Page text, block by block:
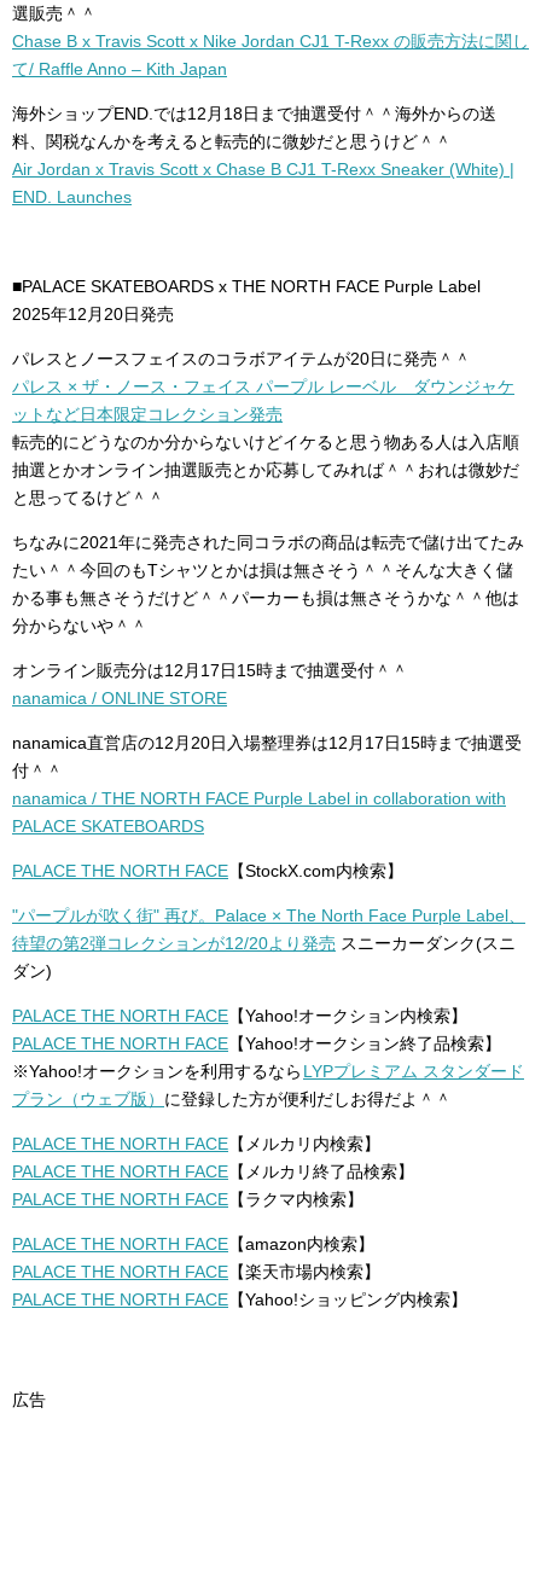
選販売＾＾
Chase B x Travis Scott x Nike Jordan CJ1 T-Rexx の販売方法に関し
て/ Raffle Anno – Kith Japan
海外ショップEND.では12月18日まで抽選受付＾＾海外からの送
料、関税なんかを考えると転売的に微妙だと思うけど＾＾
Air Jordan x Travis Scott x Chase B CJ1 T-Rexx Sneaker (White) |
END. Launches
■PALACE SKATEBOARDS x THE NORTH FACE Purple Label
2025年12月20日発売
パレスとノースフェイスのコラボアイテムが20日に発売＾＾
パレス × ザ・ノース・フェイス パープル レーベル ダウンジャケ
ットなど日本限定コレクション発売
転売的にどうなのか分からないけどイケると思う物ある人は入店順
抽選とかオンライン抽選販売とか応募してみれば＾＾おれは微妙だ
と思ってるけど＾＾
ちなみに2021年に発売された同コラボの商品は転売で儲け出てたみ
たい＾＾今回のもTシャツとかは損は無さそう＾＾そんな大きく儲
かる事も無さそうだけど＾＾パーカーも損は無さそうかな＾＾他は
分からないや＾＾
オンライン販売分は12月17日15時まで抽選受付＾＾
nanamica / ONLINE STORE
nanamica直営店の12月20日入場整理券は12月17日15時まで抽選受
付＾＾
nanamica / THE NORTH FACE Purple Label in collaboration with
PALACE SKATEBOARDS
PALACE THE NORTH FACE 【StockX.com内検索】
"パープルが吹く街" 再び。Palace × The North Face Purple Label、
待望の第2弾コレクションが12/20より発売 スニーカーダンク(スニ
ダン)
PALACE THE NORTH FACE 【Yahoo!オークション内検索】
PALACE THE NORTH FACE 【Yahoo!オークション終了品検索】
※Yahoo!オークションを利用するなら LYPプレミアム スタンダード
プラン（ウェブ版） に登録した方が便利だしお得だよ＾＾
PALACE THE NORTH FACE 【メルカリ内検索】
PALACE THE NORTH FACE 【メルカリ終了品検索】
PALACE THE NORTH FACE 【ラクマ内検索】
PALACE THE NORTH FACE 【amazon内検索】
PALACE THE NORTH FACE 【楽天市場内検索】
PALACE THE NORTH FACE 【Yahoo!ショッピング内検索】
広告